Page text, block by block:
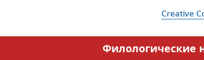
Creative
Филологические